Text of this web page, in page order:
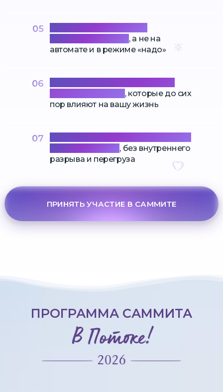
05
06
07
, а не на
автомате и в режиме «надо»
, которые до сих
пор влияют на вашу жизнь
, без внутреннего
разрыва и перегруза
ПРИНЯТЬ УЧАСТИЕ В САММИТЕ
ПРОГРАММА САММИТА